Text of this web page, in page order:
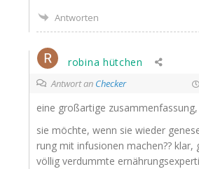
Antworten
robina hütchen
Antwort an Checker
eine groß­ar­ti­ge zusam­men­fas­sung,
sie möch­te, wenn sie wie­der
rung mit infu­sio­nen machen??
völ­lig ver­dumm­te